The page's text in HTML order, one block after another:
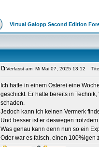
Virtual Galopp Second Edition
Verfasst am: Mi Mai 07, 2025 13:12
Ich hatte in einem Osterei eine
geschickt. Er hatte bereits in
schaden.
Jedoch kann ich keinen Vermerk
Und besser ist er deswegen
Was genau kann denn nun so ein
Oder war es falsch, einen 100%igen